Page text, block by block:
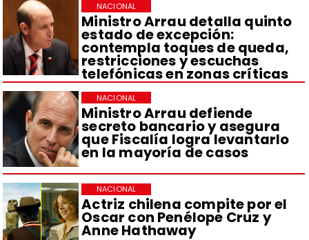
Ministro Arrau detalla quinto
estado de excepción:
contempla toques de queda,
restricciones y escuchas
telefónicas en zonas críticas
NACIONAL
Ministro Arrau defiende
secreto bancario y asegura
que Fiscalía logra levantarlo
en la mayoría de casos
NACIONAL
Actriz chilena compite por el
Oscar con Penélope Cruz y
Anne Hathaway
NACIONAL